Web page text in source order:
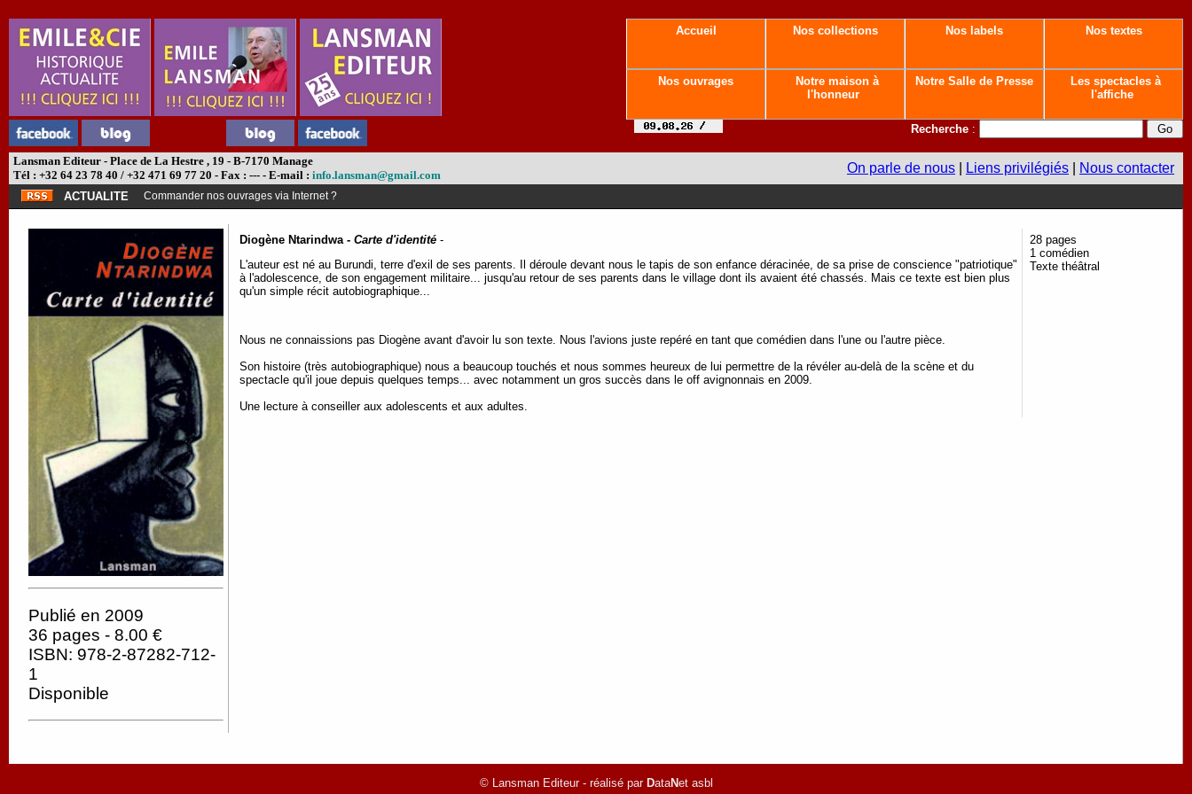
Accueil Nos collections Nos labels Nos textes
Nos ouvrages
Notre maison à
l'honneur
Notre Salle de Presse
Les spectacles à
l'affiche
Recherche :
Lansman Editeur - Place de La Hestre , 19 - B-7170 Manage
Tél : +32 64 23 78 40 / +32 471 69 77 20 - Fax : --- - E-mail : info.lansman@gmail.com On parle de nous Liens privilégiés Nous contacter
ACTUALITE Commander nos ouvrages via Internet ?
Publié en 2009
36 pages - 8.00 €
ISBN: 978-2-87282-712-
1
Disponible
Diogène Ntarindwa - Carte d'identité -
L'auteur est né au Burundi, terre d'exil de ses parents. Il déroule devant nous le tapis de son enfance déracinée, de sa prise de conscience "patriotique"
à l'adolescence, de son engagement militaire... jusqu'au retour de ses parents dans le village dont ils avaient été chassés. Mais ce texte est bien plus
qu'un simple récit autobiographique...
Nous ne connaissions pas Diogène avant d'avoir lu son texte. Nous l'avions juste repéré en tant que comédien dans l'une ou l'autre pièce.
Son histoire (très autobiographique) nous a beaucoup touchés et nous sommes heureux de lui permettre de la révéler au-delà de la scène et du
spectacle qu'il joue depuis quelques temps... avec notamment un gros succès dans le off avignonnais en 2009.
Une lecture à conseiller aux adolescents et aux adultes.
28 pages
1 comédien
Texte théâtral
© Lansman Editeur - réalisé par DataNet asbl